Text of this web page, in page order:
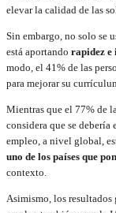
elevar la calidad de las
Sin embargo, no solo se
está aportando rapidez e
modo, el 41% de las
para mejorar su
Mientras que el 77% de
considera que se
empleo, a nivel global,
uno de los países que
contexto.
Asimismo, los resultados